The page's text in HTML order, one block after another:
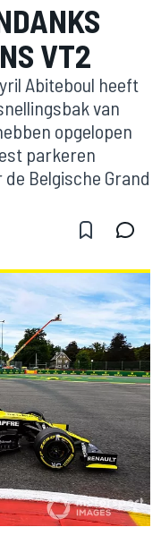
VT2
Abiteboul heeft
van
opgelopen
parkeren
Belgische Grand